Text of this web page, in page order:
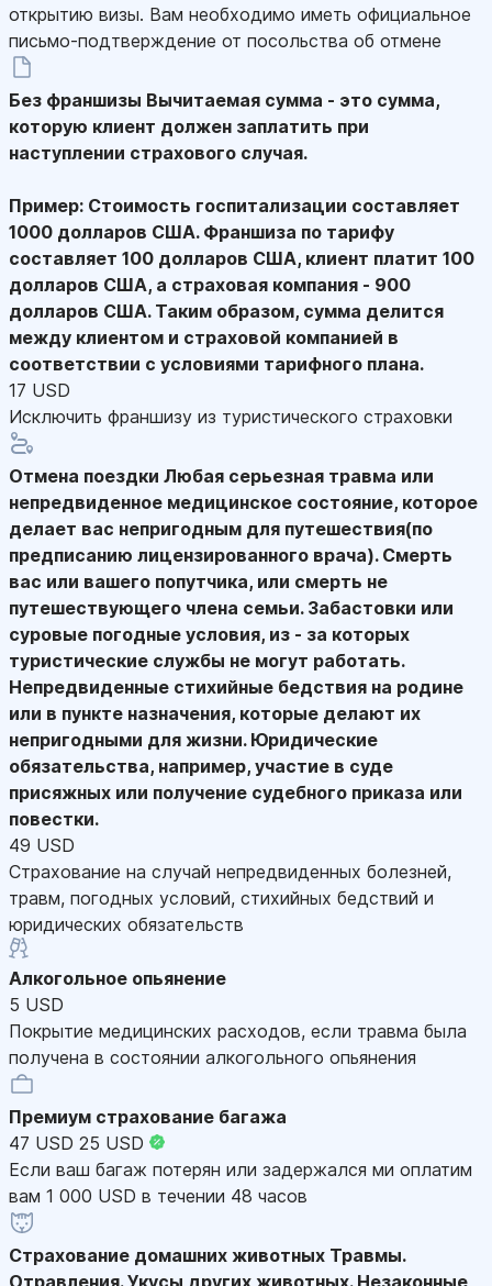
открытию визы. Вам необходимо иметь официальное
письмо-подтверждение от посольства об отмене
Без франшизы Вычитаемая сумма - это сумма,
которую клиент должен заплатить при
наступлении страхового случая.
Пример: Стоимость госпитализации составляет
1000 долларов США. Франшиза по тарифу
составляет 100 долларов США, клиент платит 100
долларов США, а страховая компания - 900
долларов США. Таким образом, сумма делится
между клиентом и страховой компанией в
соответствии с условиями тарифного плана.
17 USD
Исключить франшизу из туристического страховки
Отмена поездки Любая серьезная травма или
непредвиденное медицинское состояние, которое
делает вас непригодным для путешествия(по
предписанию лицензированного врача). Смерть
вас или вашего попутчика, или смерть не
путешествующего члена семьи. Забастовки или
суровые погодные условия, из - за которых
туристические службы не могут работать.
Непредвиденные стихийные бедствия на родине
или в пункте назначения, которые делают их
непригодными для жизни. Юридические
обязательства, например, участие в суде
присяжных или получение судебного приказа или
повестки.
49 USD
Страхование на случай непредвиденных болезней,
травм, погодных условий, стихийных бедствий и
юридических обязательств
Алкогольное опьянение
5 USD
Покрытие медицинских расходов, если травма была
получена в состоянии алкогольного опьянения
Премиум страхование багажа
47 USD 25 USD
Если ваш багаж потерян или задержался ми оплатим
вам 1 000 USD в течении 48 часов
Страхование домашних животных Травмы.
Отравления. Укусы других животных. Незаконные